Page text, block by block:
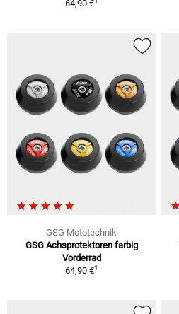
64,90 €
GSG Mototechnik
GSG Achsprotektoren farbig
Vorderrad
64,90 €1